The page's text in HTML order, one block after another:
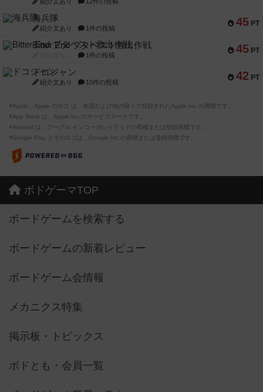
45 PT
海兵隊
紹介文あり 1件の投稿
45 PT
Bitter End ブタペスト救出作戦
1件の投稿
42 PT
ドコジャン
紹介文あり 10件の投稿
※Apple、Apple のロゴ は、米国および他の国々で登録されたApple Inc.の商標です。
※App Store は、Apple Inc.のサービスマークです。
※Android は、グーグル インコーポレイテッドの商標または登録商標です。
※Google Play とそのロゴは、Google Inc.の商標または登録商標です。
ボドゲーマTOP
ボードゲームを検索する
ボードゲームの新着レビュー
ボードゲーム会情報
メカニクス特集
掲示板・トピックス
ボドとも・会員一覧